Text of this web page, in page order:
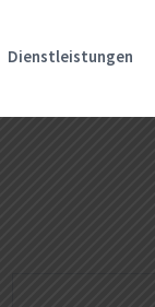
Dienstleistungen